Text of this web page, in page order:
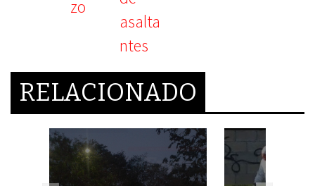
RELACIONADO